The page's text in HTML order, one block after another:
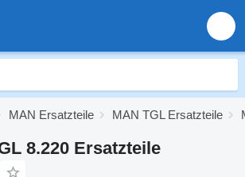
MAN Ersatzteile MAN TGL Ersatzteile
8.220 Ersatzteile